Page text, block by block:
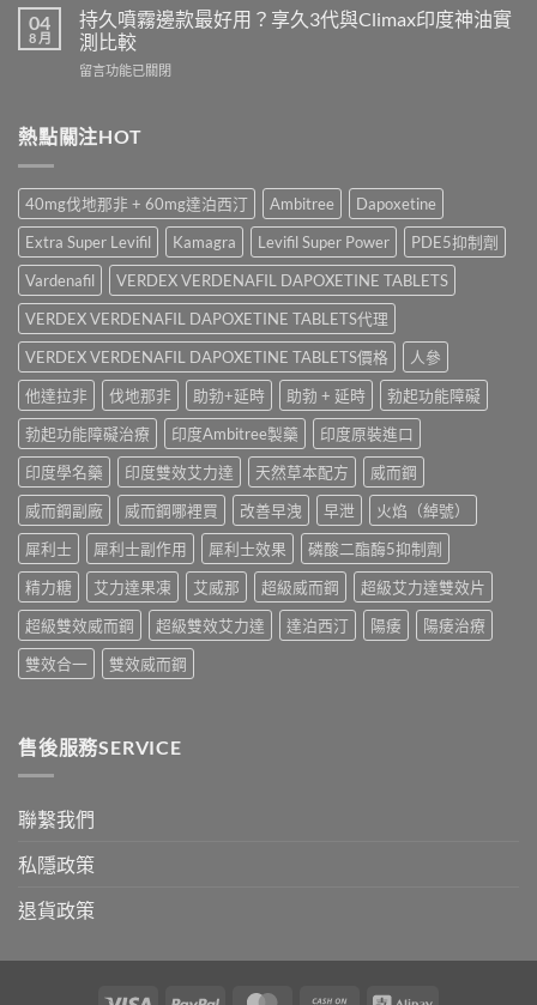
Kamagra
Oral
全
較〉
買？
犀
利
士
藥
渠
道、
價
錢
與
真
假
辨
別
指
南〉
中
威
大
Levifil
20mg
印
威
壯
名
藥
真
實
效
果、
正
確
用
法
與
香
港
購
買
指
南〉
中
04
8 月
持久噴霧邊款最好用？享久3代與Climax印度神油實
測比較
在
噴
霧
款
最
好
用？
享
久
3
代
與
Climax
印
度
神
油
實
測
比
較〉
留言功能已關閉
熱點關注HOT
40mg伐地那非 + 60mg達泊西汀 Ambitree
Dapoxetine
Extra Super Levifil
Kamagra Levifil Super Power
PDE5抑制劑
Vardenafil
VERDEX VERDENAFIL DAPOXETINE TABLETS
VERDEX VERDENAFIL DAPOXETINE TABLETS代理
VERDEX VERDENAFIL DAPOXETINE TABLETS價格
人參
他達拉非
伐地那非 助勃+延時 助勃 + 延時
勃起功能障礙
勃起功能障礙治療
印度Ambitree製藥
印度原裝進口
印度學名藥
印度雙效艾力達 天然草本配方
威而鋼
威而鋼副廠
威而鋼哪裡買 改善早洩 早泄
火焰（綽號）
犀利士
犀利士副作用 犀利士效果
磷酸二酯酶5抑制劑
精力糖
艾力達果凍 艾威那 超級威而鋼
超級艾力達雙效片
超級雙效威而鋼
超級雙效艾力達 達泊西汀 陽痿
陽痿治療
雙效合一
雙效威而鋼
售後服務SERVICE
聯繫我們
私隱政策
退貨政策